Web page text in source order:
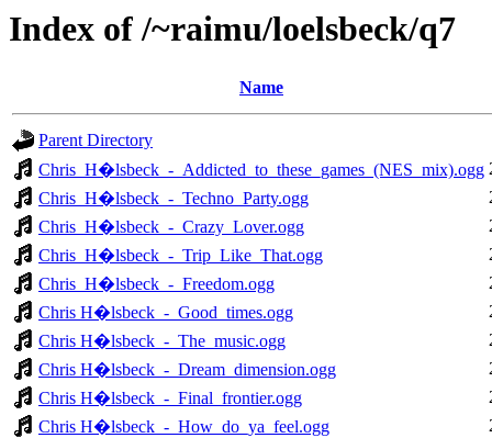
Index of /~raimu/loelsbeck/q7
Name
Parent Directory
Chris_H�lsbeck_-_Addicted_to_these_games_(NES_mix).ogg
Chris_H�lsbeck_-_Techno_Party.ogg
Chris_H�lsbeck_-_Crazy_Lover.ogg
Chris_H�lsbeck_-_Trip_Like_That.ogg
Chris_H�lsbeck_-_Freedom.ogg
Chris H�lsbeck_-_Good_times.ogg
Chris H�lsbeck_-_The_music.ogg
Chris H�lsbeck_-_Dream_dimension.ogg
Chris H�lsbeck_-_Final_frontier.ogg
Chris H�lsbeck_-_How_do_ya_feel.ogg